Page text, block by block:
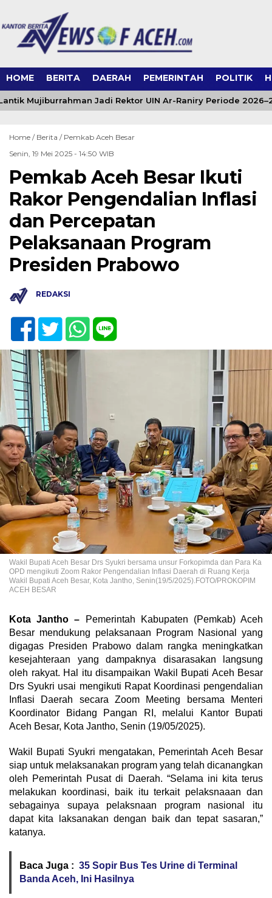
HOME BERITA DAERAH PEMERINTAH POLITIK
Mujiburrahman Jadi Rektor UIN Ar-Raniry Periode
Home / Berita / Pemkab Aceh Besar
Senin, 19 Mei 2025 - 14:50 WIB
Pemkab Aceh Besar Ikuti
Rakor Pengendalian Inflasi
dan Percepatan
Pelaksanaan Program
Presiden Prabowo
REDAKSI
Wakil Bupati Aceh Besar Drs Syukri bersama unsur Forkopimda dan Para Ka
OPD mengikuti Zoom Rakor Pengendalian Inflasi Daerah di Ruang Kerja
Wakil Bupati Aceh Besar, Kota Jantho, Senin(19/5/2025).FOTO/PROKOPIM
ACEH BESAR
Kota Jantho – Pemerintah Kabupaten (Pemkab) Aceh
Besar mendukung pelaksanaan Program Nasional yang
digagas Presiden Prabowo dalam rangka meningkatkan
kesejahteraan yang dampaknya disarasakan langsung
oleh rakyat. Hal itu disampaikan Wakil Bupati Aceh Besar
Drs Syukri usai mengikuti Rapat Koordinasi pengendalian
Inflasi Daerah secara Zoom Meeting bersama Menteri
Koordinator Bidang Pangan RI, melalui Kantor Bupati
Aceh Besar, Kota Jantho, Senin (19/05/2025).
Wakil Bupati Syukri mengatakan, Pemerintah Aceh Besar
siap untuk melaksanakan program yang telah dicanangkan
oleh Pemerintah Pusat di Daerah. “Selama ini kita terus
melakukan koordinasi, baik itu terkait pelaksnaaan dan
sebagainya supaya pelaksnaan program nasional itu
dapat kita laksanakan dengan baik dan tepat sasaran,”
katanya.
Baca Juga : 35 Sopir Bus Tes Urine di Terminal
Banda Aceh, Ini Hasilnya